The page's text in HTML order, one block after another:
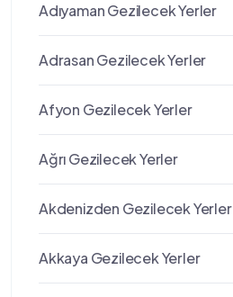
Adıyaman Gezilecek Yerler
Adrasan Gezilecek Yerler
Afyon Gezilecek Yerler
Ağrı Gezilecek Yerler
Akdenizden Gezilecek Yerler
Akkaya Gezilecek Yerler